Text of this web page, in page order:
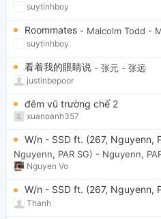
suytinhboy
Roommates - Malcolm Todd -
suytinhboy
看着我的眼睛说 - 张元 - 张远
justinbepoor
đêm vũ trường chế 2
xuanoanh357
W/n - SSD ft. (267, Nguyenn,
Nguyenn, PAR SG) - Nguyenn,
Nguyen Vo
W/n - SSD ft. (267, Nguyenn,
Thanh